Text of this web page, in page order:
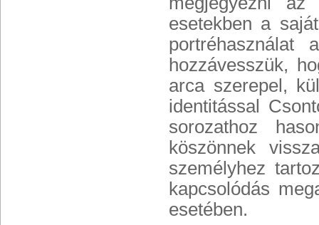
esetekben a
hozzávesszük,
arca szerepel,
identitással
sorozathoz
köszönnek
személyhez
kapcsolódás
esetében.